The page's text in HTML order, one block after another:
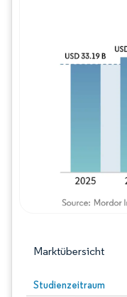
Marktübersicht
Studienzeitraum